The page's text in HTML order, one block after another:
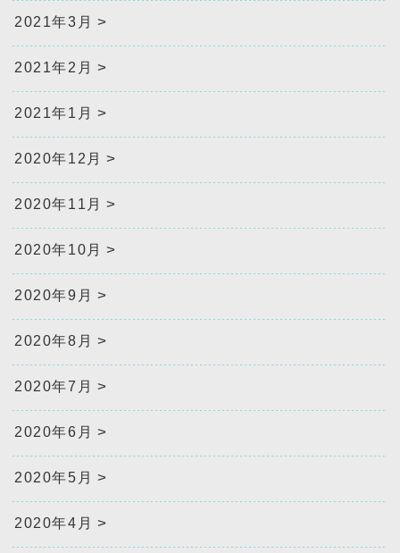
2021年3月
2021年2月
2021年1月
2020年12月
2020年11月
2020年10月
2020年9月
2020年8月
2020年7月
2020年6月
2020年5月
2020年4月